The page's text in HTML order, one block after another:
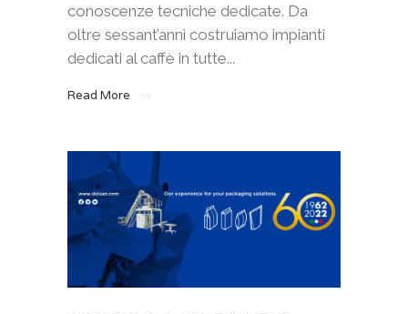
conoscenze tecniche dedicate. Da
oltre sessant’anni costruiamo impianti
dedicati al caffè in tutte...
Read More